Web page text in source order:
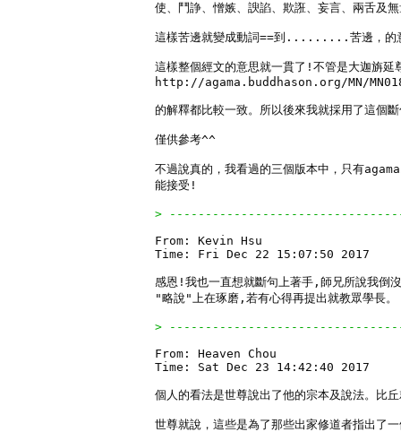
使、鬥諍、憎嫉、諛諂、欺誑、妄言、兩舌及
這樣苦邊就變成動詞==到.........苦邊，的
這樣整個經文的意思就一貫了!不管是大迦旃延
http://agama.buddhason.org/MN/
的解釋都比較一致。所以後來我就採用了這個
僅供參考^^
不過說真的，我看過的三個版本中，只有
能接受!
>
From: Kevin Hsu
Time: Fri Dec 22 15:07:50 2017
感恩!我也一直想就斷句上著手,師兄所說我倒
"略說"上在琢磨,若有心得再提出就教眾學長。
>
From: Heaven Chou
Time: Sat Dec 23 14:42:40 2017
個人的看法是世尊說出了他的宗本及說法。比
世尊就說，這些是為了那些出家修道者指出